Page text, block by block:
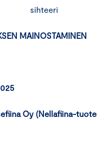
sihteeri
MAINOSTAMINEN
Oy (Nellafiina-